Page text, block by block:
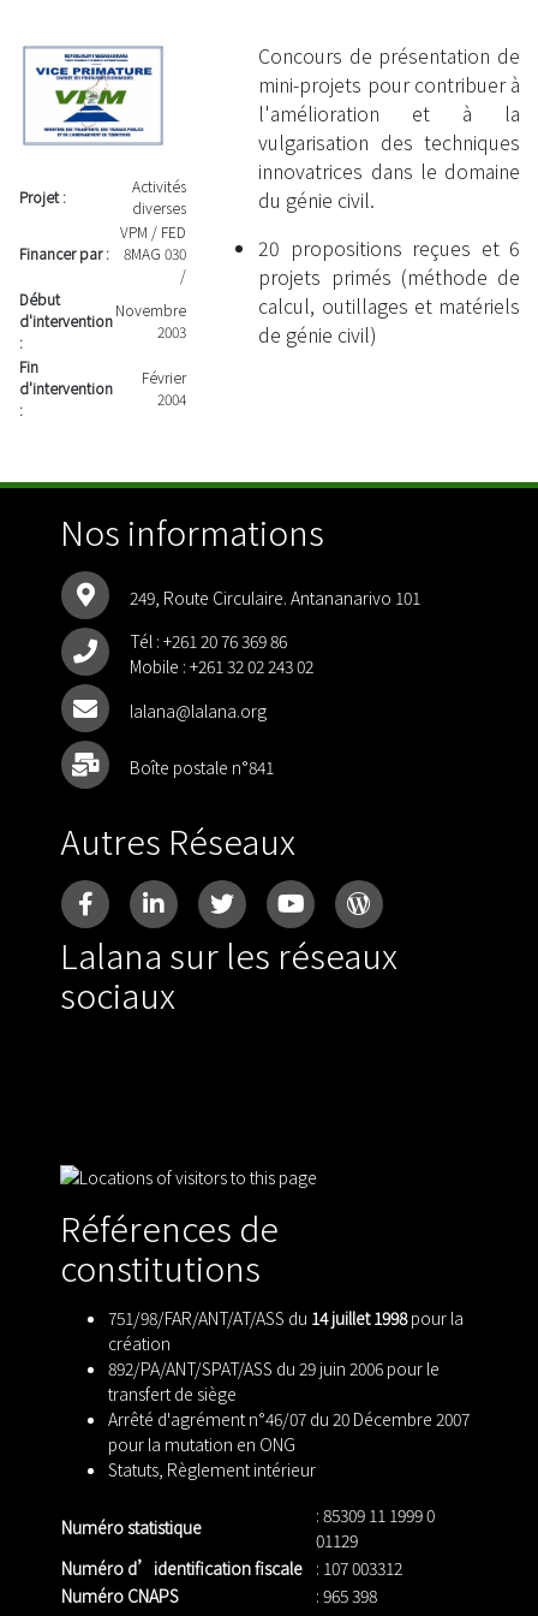
Projet :
Activités
diverses
Financer par :
VPM / FED
8MAG 030
/
Début
d'intervention
:
Novembre
2003
Fin
d'intervention
:
Février
2004
Concours de présentation de
mini-projets pour contribuer à
l'amélioration et à la
vulgarisation des techniques
innovatrices dans le domaine
du génie civil.
20 propositions reçues et 6
projets primés (méthode de
calcul, outillages et matériels
de génie civil)
Nos informations
249, Route Circulaire. Antananarivo 101
Tél : +261 20 76 369 86
Mobile : +261 32 02 243 02
lalana@lalana.org
Boîte postale n°841
Autres Réseaux
Lalana sur les réseaux
sociaux
Références de
constitutions
751/98/FAR/ANT/AT/ASS du 14 juillet 1998pour la
création
892/PA/ANT/SPAT/ASS du 29 juin 2006 pour le
transfert de siège
Arrêté d'agrément n°46/07 du 20 Décembre 2007
pour la mutation en ONG
Statuts Règlement intérieur
Numéro statistique
: 85309 11 1999 0
01129
Numéro d’identification fiscale : 107 003312
Numéro CNAPS
: 965 398